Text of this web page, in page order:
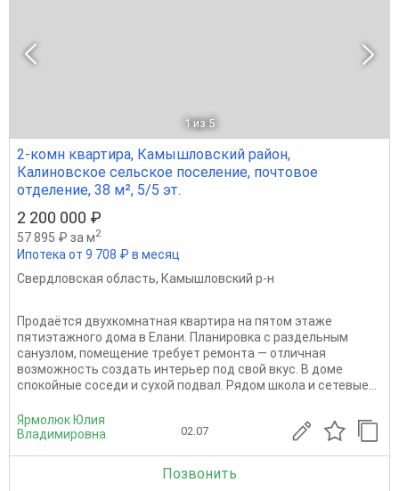
1 из 5
2-комн квартира, Камышловский район,
Калиновское сельское поселение, почтовое
отделение, 38 м², 5/5 эт.
2 200 000 ₽
57 895 ₽ за м2
Ипотека от 9 708 ₽ в месяц
Свердловская область, Камышловский р-н
Продаётся двухкомнатная квартира на пятом этаже
пятиэтажного дома в Елани. Планировка с раздельным
санузлом, помещение требует ремонта — отличная
возможность создать интерьер под свой вкус. В доме
спокойные соседи и сухой подвал. Рядом школа и сетевые...
Ярмолюк Юлия
Владимировна
02.07
Позвонить